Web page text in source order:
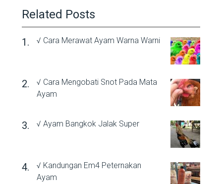
Related Posts
√ Cara Merawat Ayam Warna Warni
√ Cara Mengobati Snot Pada Mata
Ayam
√ Ayam Bangkok Jalak Super
√ Kandungan Em4 Peternakan
Ayam